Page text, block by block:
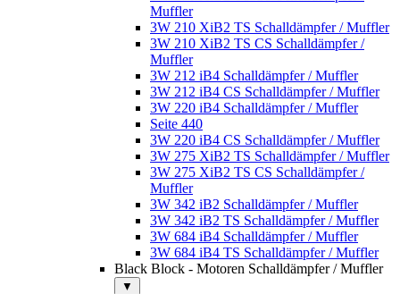
Muffler
3W 210 XiB2 TS Schalldämpfer / Muffler
3W 210 XiB2 TS CS Schalldämpfer /
Muffler
3W 212 iB4 Schalldämpfer / Muffler
3W 212 iB4 CS Schalldämpfer / Muffler
3W 220 iB4 Schalldämpfer / Muffler
Seite 440
3W 220 iB4 CS Schalldämpfer / Muffler
3W 275 XiB2 TS Schalldämpfer / Muffler
3W 275 XiB2 TS CS Schalldämpfer /
Muffler
3W 342 iB2 Schalldämpfer / Muffler
3W 342 iB2 TS Schalldämpfer / Muffler
3W 684 iB4 Schalldämpfer / Muffler
3W 684 iB4 TS Schalldämpfer / Muffler
Black Block - Motoren Schalldämpfer / Muffler
▼